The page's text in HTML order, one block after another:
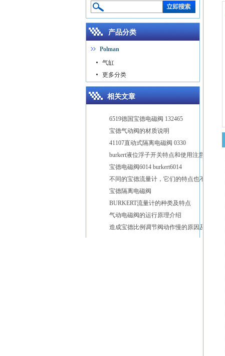
产品分类
Polman
气缸
更多分类
相关文章
6519德国宝德电磁阀 132465
宝德气动阀的材质说明
41107直动式隔离电磁阀 0330
burkert液位浮子开关特点和使用注意
宝德电磁阀6014 burkert6014
不同的宝德流量计，它们的特点也不同
宝德隔离电磁阀
BURKERT流量计的种类及特点
气动电磁阀的运行原理介绍